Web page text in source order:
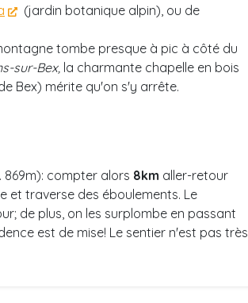
(jardin botanique alpin), ou de
tombe presque à pic à côté du
sur-Bex, la charmante chapelle en bois
Bex) mérite qu'on s'y arrête.
compter alors 8km aller-retour
et traverse des éboulements. Le
de plus, on les surplombe en passant
est de mise! Le sentier n'est pas très